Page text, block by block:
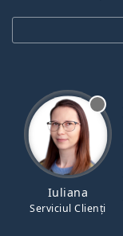
Iuliana
Serviciul Clienți